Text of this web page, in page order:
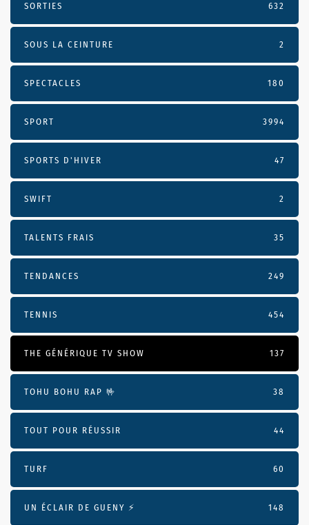
SORTIES 632
SOUS LA CEINTURE 2
SPECTACLES 180
SPORT 3994
SPORTS D'HIVER 47
SWIFT 2
TALENTS FRAIS 35
TENDANCES 249
TENNIS 454
THE GÉNÉRIQUE TV SHOW 137
TOHU BOHU RAP 🤟 38
TOUT POUR RÉUSSIR 44
TURF 60
UN ÉCLAIR DE GUENY ⚡️ 148